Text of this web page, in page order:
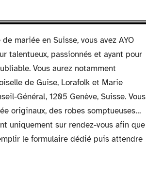
mariée en Suisse, vous avez AYO
talentueux, passionnés et ayant pour
Vous aurez notamment
de Guise, Lorafolk et Marie
Général, 1205 Genève, Suisse. Vous
originaux, des robes somptueuses…
uniquement sur rendez-vous afin que
le formulaire dédié puis attendre